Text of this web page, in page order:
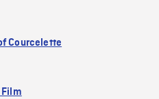
Courcelette